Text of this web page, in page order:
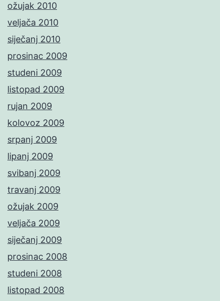
ožujak 2010
veljača 2010
siječanj 2010
prosinac 2009
studeni 2009
listopad 2009
rujan 2009
kolovoz 2009
srpanj 2009
lipanj 2009
svibanj 2009
travanj 2009
ožujak 2009
veljača 2009
siječanj 2009
prosinac 2008
studeni 2008
listopad 2008